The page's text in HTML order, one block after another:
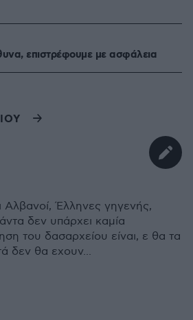
επιστρέφουμε με ασφάλεια
Αλβανοί, Έλληνες γηγενής,
δεν υπάρχει καμία
του δασαρχείου είναι, ε θα τα
δεν θα εχουν...